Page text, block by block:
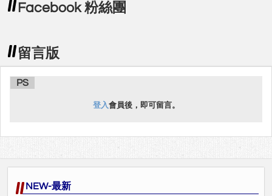
Facebook 粉絲團
留言版
PS
登入會員後，即可留言。
NEW-最新